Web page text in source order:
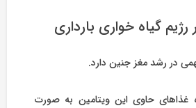
حاوی این ویتامین به صورت